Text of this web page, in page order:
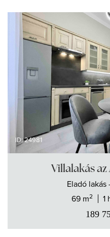
ID: 24981
Villalakás
Eladó lakás
69 m2 1
189